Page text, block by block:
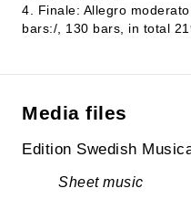
4. Finale: Allegro
bars:/, 130 bars, in total
Media files
Edition Swedish
Sheet music